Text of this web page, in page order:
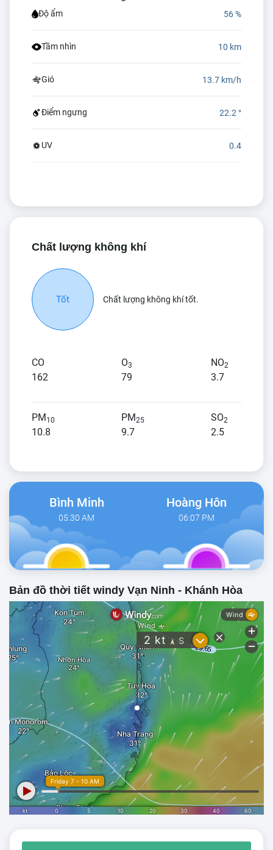
Độ ẩm 56 %
Tầm nhìn 10 km
Gió 13.7 km/h
Điểm ngưng 22.2 °
UV 0.4
Chất lượng không khí
Tốt Chất lượng không khí tốt.
CO
162
O3
79
NO2
3.7
PM10
10.8
PM25
9.7
SO2
2.5
Bình Minh
05:30 AM
Hoàng Hôn
06:07 PM
Bản đồ thời tiết windy Vạn Ninh - Khánh Hòa